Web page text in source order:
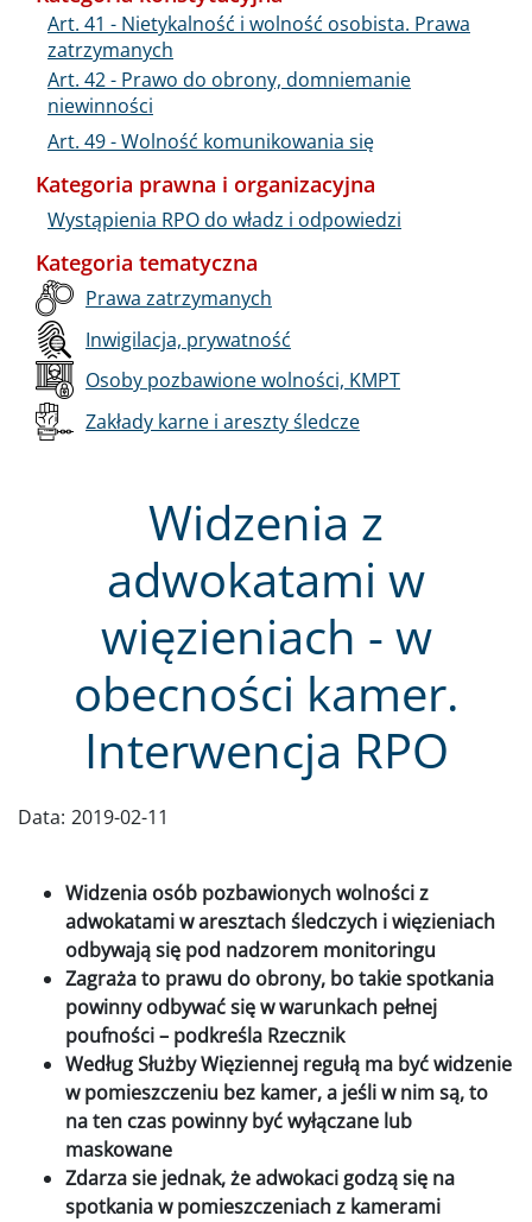
Widzenia z
adwokatami w
więzieniach - w
obecności kamer.
Interwencja RPO
Data: 2019-02-11
Widzenia osób pozbawionych wolności z
adwokatami w aresztach śledczych i więzieniach
odbywają się pod nadzorem monitoringu
Zagraża to prawu do obrony, bo takie spotkania
powinny odbywać się w warunkach pełnej
poufności – podkreśla Rzecznik
Według Służby Więziennej regułą ma być widzenie
w pomieszczeniu bez kamer, a jeśli w nim są, to
na ten czas powinny być wyłączane lub
maskowane
Zdarza sie jednak, że adwokaci godzą się na
spotkania w pomieszczeniach z kamerami
Art. 41 - Nietykalność i wolność osobista. Prawa
zatrzymanych
Art. 42 - Prawo do obrony, domniemanie
niewinności
Art. 49 - Wolność komunikowania się
Kategoria prawna i organizacyjna
Wystąpienia RPO do władz i odpowiedzi
Kategoria tematyczna
Prawa zatrzymanych
Inwigilacja, prywatność
Osoby pozbawione wolności, KMPT
Zakłady karne i areszty śledcze